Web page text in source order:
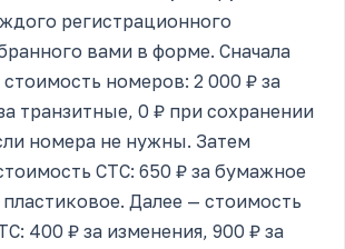
регистрационного
вами в форме. Сначала
стоимость номеров: 2 000 ₽ за
транзитные, 0 ₽ при сохранении
номера не нужны. Затем
СТС: 650 ₽ за бумажное
пластиковое. Далее — стоимость
400 ₽ за изменения, 900 ₽ за